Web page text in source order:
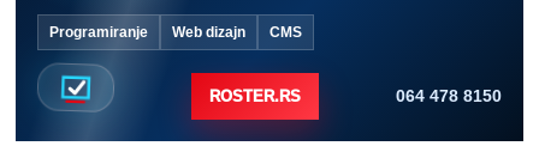
Programiranje Web dizajn CMS
ROSTER.RS 064 478 8150